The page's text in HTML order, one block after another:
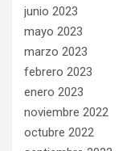
junio 2023
mayo 2023
marzo 2023
febrero 2023
enero 2023
noviembre 2022
octubre 2022